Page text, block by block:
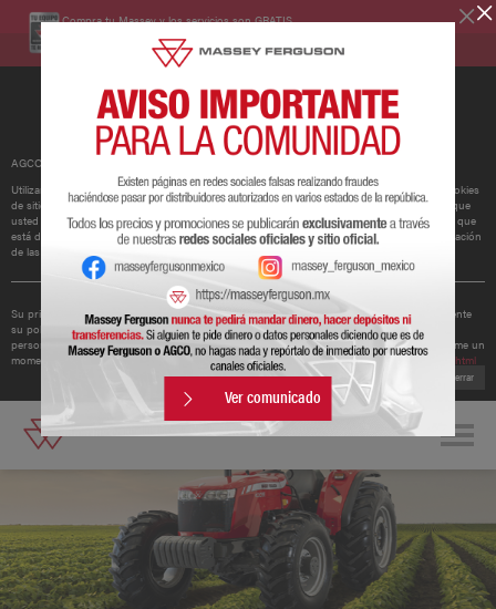
Compra tu Massey y los servicios son GRATIS.
AGCO ha actualizado su política de cookies.
Utilizamos cookies para mejorar y personalizar nuestros sitios y servicios. Esto incluye cookies
de sitios web de redes sociales de terceros, que pueden realizar un seguimiento del uso que
usted hace de nuestro sitio web. Si continúa sin cambiar su configuración, supondremos que
está dispuesto a recibir todas las cookies en nuestro sitio web. Puede cambiar la configuración
de las cookies en cualquier momento.
Obtener más información
Su privacidad es importante para nosotros. Por lo tanto, AGCO ha actualizado recientemente
su política de privacidad para ofrecerle una mejor comprensión de los tipos de datos
personales que recopilamos de usted y cómo los utilizamos. Le recomendamos que se tome un
momento para leer la política actualizada disponible enhttp://www.agcocorp.com/privacy.html
Cerrar
Ver comunicado